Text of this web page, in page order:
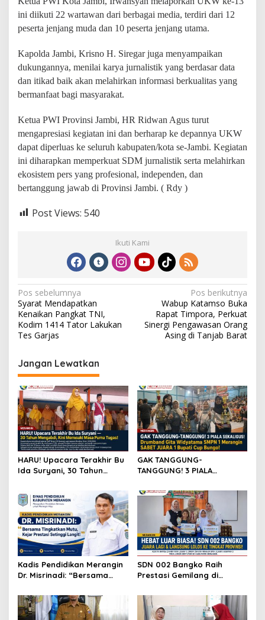
ini diikuti 22 wartawan dari berbagai media, terdiri dari 12
peserta jenjang muda dan 10 peserta jenjang utama.
Kapolda Jambi, Krisno H. Siregar juga menyampaikan
dukungannya, menilai karya jurnalistik yang berdasar data
dan itikad baik akan melahirkan informasi berkualitas yang
bermanfaat bagi masyarakat.
Ketua PWI Provinsi Jambi, HR Ridwan Agus turut
mengapresiasi kegiatan ini dan berharap ke depannya UKW
dapat diperluas ke seluruh kabupaten/kota se-Jambi. Kegiatan
ini diharapkan memperkuat SDM jurnalistik serta melahirkan
ekosistem pers yang profesional, independen, dan
bertanggung jawab di Provinsi Jambi. ( Rdy )
Post Views: 540
Ikuti Kami
N
a
v
g
a
s
i
p
o
s
Pos sebelumnya
Syarat Mendapatkan
Kenaikan Pangkat TNI,
Kodim 1414 Tator Lakukan
Tes Garjas
Pos berikutnya
Wabup Katamso Buka
Rapat Timpora, Perkuat
Sinergi Pengawasan Orang
Asing di Tanjab Barat
Jangan Lewatkan
HARU! Upacara Terakhir Bu
Ida Suryani, 30 Tahun
Merangin
GAK TANGGUNG-
TANGGUNG! 3 PIALA
Widyatama SMPN 1
Merangin SABET JUARA 1
Bupati Cup Bungo!
Kadis Pendidikan Merangin
Dr. Misrinadi: “Bersama
Prestasi Setinggi Langit!”
SDN 002 Bangko Raih
Prestasi Gemilang di
Merangin ke Tingkat
Provinsi